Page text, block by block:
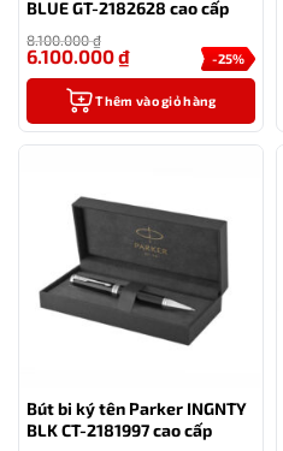
BLUE GT-2182628 cao cấp
8.100.000₫
-25%
6.100.000₫
Thêm vào giỏ hàng
Bút bi ký tên Parker INGNTY
BLK CT-2181997 cao cấp